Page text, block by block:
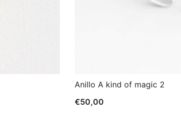
Anillo A kind of magic 2
€50,00